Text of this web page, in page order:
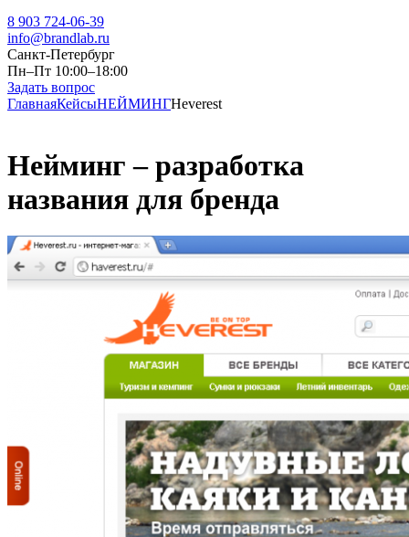
8 903 724-06-39
info@brandlab.ru
Санкт-Петербург
Пн–Пт 10:00–18:00
Задать вопрос
ГлавнаяКейсыНЕЙМИНГHeverest
Нейминг – разработка
названия для бренда